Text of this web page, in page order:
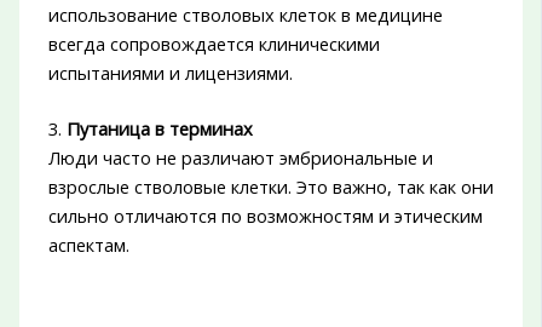
использование стволовых клеток в медицине
всегда сопровождается клиническими
испытаниями и лицензиями.
3. Путаница в терминах
Люди часто не различают эмбриональные и
взрослые стволовые клетки. Это важно, так как они
сильно отличаются по возможностям и этическим
аспектам.